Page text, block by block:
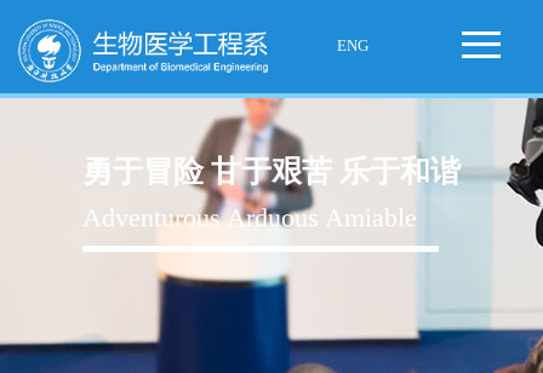
ENG
勇于冒险 甘于艰苦 乐于和谐
Adventurous Arduous Amiable